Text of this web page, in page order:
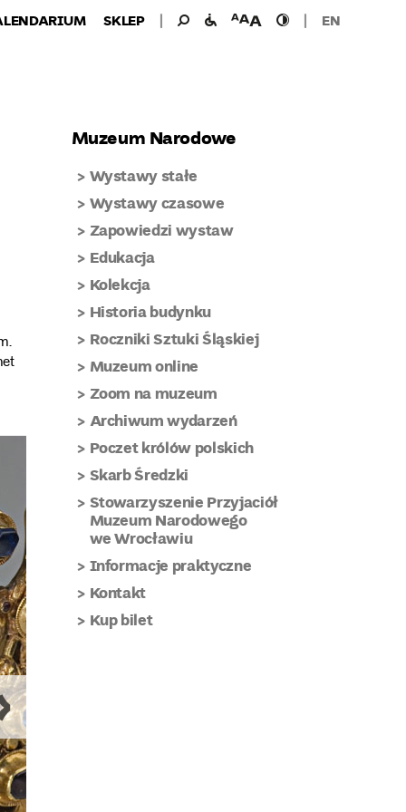
SKLEP Wyszukaj
Wyszukiwanie
dla:
udogodnieniawielkość
czcionki
wysoki
kontrast
EN
Muzeum Narodowe
Wystawy stałe
Wystawy czasowe
Zapowiedzi wystaw
Edukacja
Kolekcja
Historia budynku
Roczniki Sztuki Śląskiej
Muzeum online
Zoom na muzeum
Archiwum wydarzeń
Poczet królów polskich
Skarb Średzki
Stowarzyszenie Przyjaciół
Muzeum Narodowego
we Wrocławiu
Informacje praktyczne
Kontakt
Kup bilet